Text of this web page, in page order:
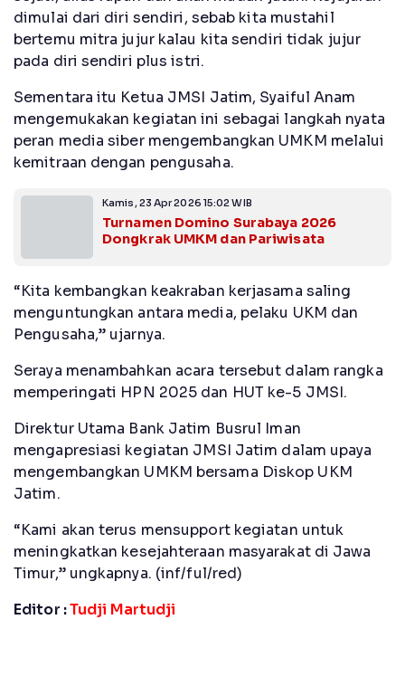
dimulai dari diri sendiri, sebab kita mustahil
bertemu mitra jujur kalau kita sendiri tidak jujur
pada diri sendiri plus istri.
Sementara itu Ketua JMSI Jatim, Syaiful Anam
mengemukakan kegiatan ini sebagai langkah nyata
peran media siber mengembangkan UMKM melalui
kemitraan dengan pengusaha.
Kamis, 23 Apr 2026 15:02 WIB
Turnamen Domino Surabaya 2026
Dongkrak UMKM dan Pariwisata
“Kita kembangkan keakraban kerjasama saling
menguntungkan antara media, pelaku UKM dan
Pengusaha,” ujarnya.
Seraya menambahkan acara tersebut dalam rangka
memperingati HPN 2025 dan HUT ke-5 JMSI.
Direktur Utama Bank Jatim Busrul Iman
mengapresiasi kegiatan JMSI Jatim dalam upaya
mengembangkan UMKM bersama Diskop UKM
Jatim.
“Kami akan terus mensupport kegiatan untuk
meningkatkan kesejahteraan masyarakat di Jawa
Timur,” ungkapnya. (inf/ful/red)
Editor :Tudji Martudji